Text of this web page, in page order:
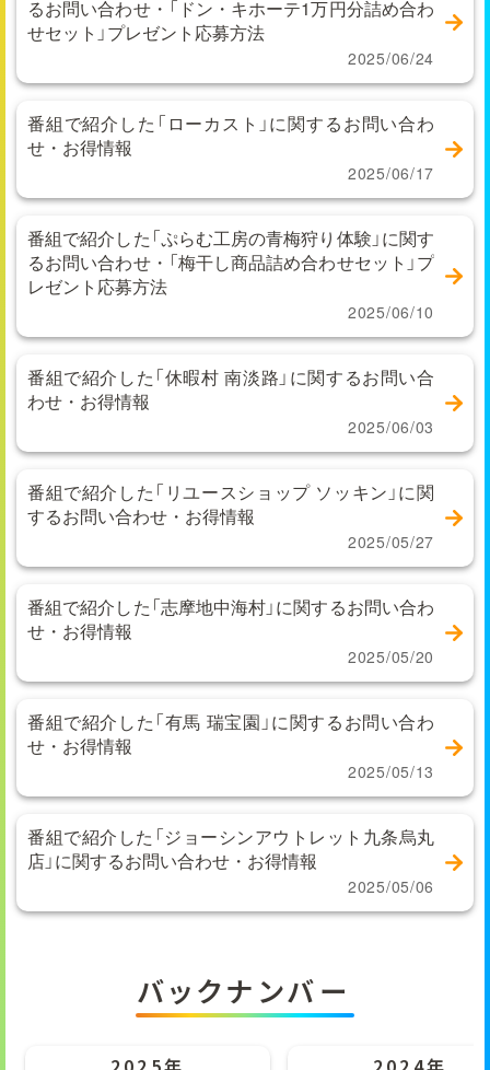
るお問い合わせ・「ドン・キホーテ1万円分詰め合わ
せセット」プレゼント応募方法
2025/06/24
番組で紹介した「ローカスト」に関するお問い合わ
せ・お得情報
2025/06/17
番組で紹介した「ぷらむ工房の青梅狩り体験」に関す
るお問い合わせ・「梅干し商品詰め合わせセット」プ
レゼント応募方法
2025/06/10
番組で紹介した「休暇村 南淡路」に関するお問い合
わせ・お得情報
2025/06/03
番組で紹介した「リユースショップ ソッキン」に関
するお問い合わせ・お得情報
2025/05/27
番組で紹介した「志摩地中海村」に関するお問い合わ
せ・お得情報
2025/05/20
番組で紹介した「有馬 瑞宝園」に関するお問い合わ
せ・お得情報
2025/05/13
番組で紹介した「ジョーシンアウトレット九条烏丸
店」に関するお問い合わせ・お得情報
2025/05/06
バックナンバー